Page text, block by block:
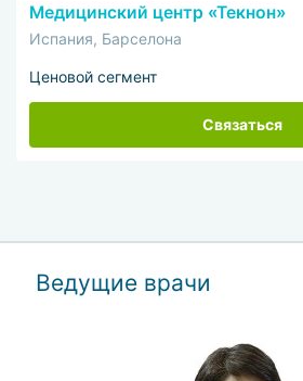
Медицинский центр «Текнон»
Испания, Барселона
Ценовой сегмент
Связаться
Ведущие врачи